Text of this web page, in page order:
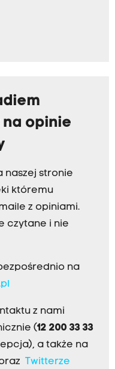
na opinie
naszej stronie
któremu
z opiniami.
czytane i nie
na
z nami
(12 200 33 33
a także na
Twitterze